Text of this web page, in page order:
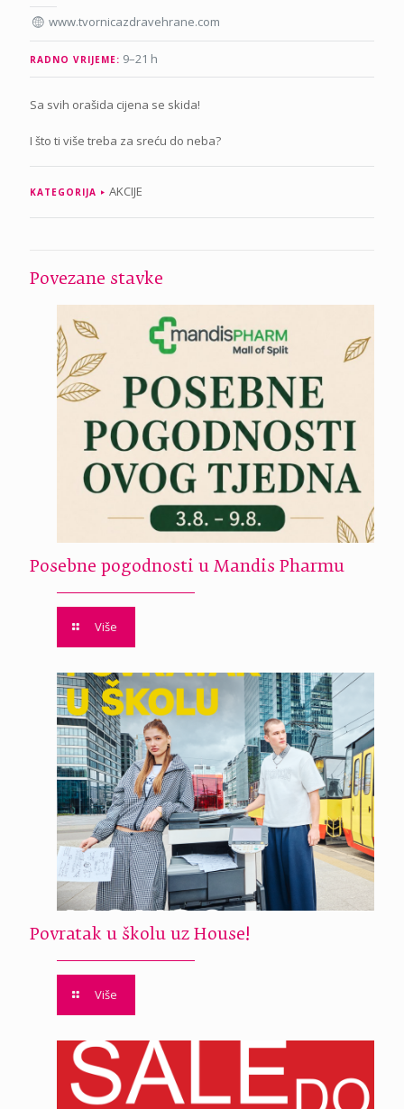
www.tvornicazdravehrane.com
RADNO VRIJEME: 9–21 h
Sa svih orašida cijena se skida!
I što ti više treba za sreću do neba?
KATEGORIJA AKCIJE
Povezane stavke
Posebne pogodnosti u Mandis Pharmu
Više
Povratak u školu uz House!
Više